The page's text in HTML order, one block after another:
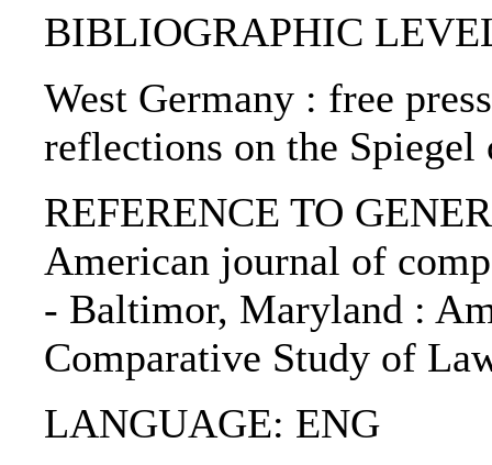
BIBLIOGRAPHIC
West Germany : free
reflections on the Spiegel
REFERENCE TO
American journal of
- Baltimor, Maryland :
Comparative Study of
LANGUAGE: ENG